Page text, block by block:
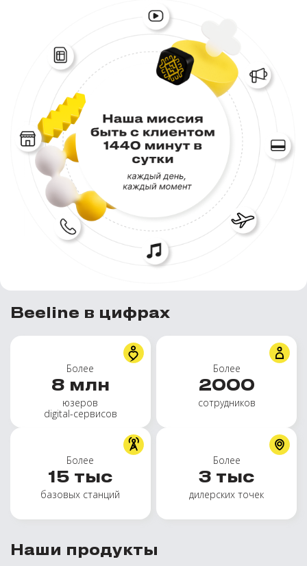
Beeline в цифрах
Более
8 млн
юзеров
digital-сервисов
Более
2000
сотрудников
Более
15 тыс
базовых станций
Более
3 тыс
дилерских точек
Наши продукты